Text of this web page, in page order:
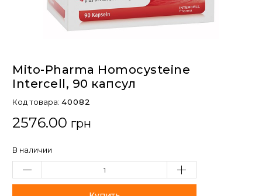
Mito-Pharma Homocysteine ​​
Intercell, 90 капсул
Код товара: 40082
2576.00 грн
В наличии